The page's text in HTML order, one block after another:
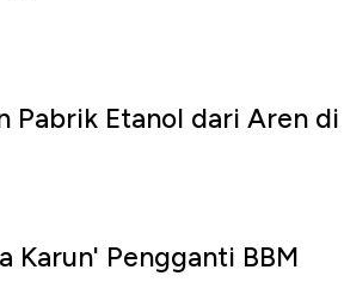
Pabrik Etanol dari Aren di
Karun' Pengganti BBM